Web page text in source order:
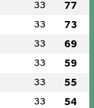
33 77
33 73
33 69
33 59
33 55
33 54